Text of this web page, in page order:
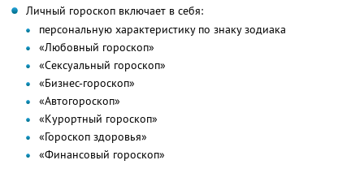
Личный гороскоп включает в себя:
персональную характеристику по знаку зодиака
«Любовный гороскоп»
«Сексуальный гороскоп»
«Бизнес-гороскоп»
«Автогороскоп»
«Курортный гороскоп»
«Гороскоп здоровья»
«Финансовый гороскоп»